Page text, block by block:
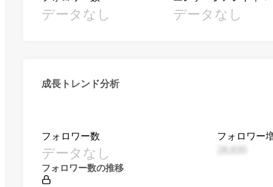
データなし データなし
成長トレンド分析
フォロワー数
データなし
フォロワー
フォロワー数の推移